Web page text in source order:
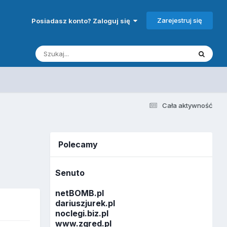
Posiadasz konto? Zaloguj się Zarejestruj się
Cała aktywność
Polecamy
Senuto
netBOMB.pl
dariuszjurek.pl
noclegi.biz.pl
www.zgred.pl